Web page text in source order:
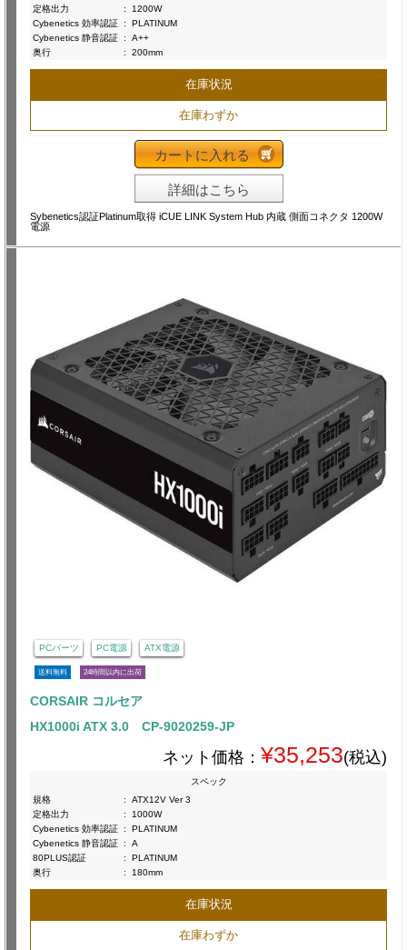
定格出力
:
1200W
Cybenetics 効率認証 :
PLATINUM
Cybenetics 静音認証 :
A++
奥行
: 200mm
在庫状況
在庫わずか
カートに入れる
詳細はこちら
Sybenetics認証Platinum取得 iCUE LINK System Hub 内蔵 側面コネクタ 1200W
電源
PCパーツ PC電源 ATX電源
送料無料 24時間以内に出荷
CORSAIR コルセア
HX1000i ATX 3.0 CP-9020259-JP
ネット価格： ¥35,253(税込)
スペック
規格
:
ATX12V Ver 3
定格出力
:
1000W
Cybenetics 効率認証 :
PLATINUM
Cybenetics 静音認証 :
A
80PLUS認証
:
PLATINUM
奥行
: 180mm
在庫状況
在庫わずか